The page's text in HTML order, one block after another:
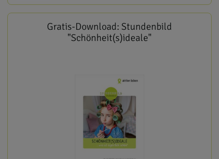
Gratis-Download: Stundenbild
"Schönheit(s)ideale"